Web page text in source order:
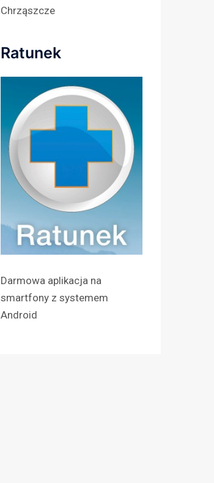
Chrząszcze
Ratunek
Darmowa aplikacja na
smartfony z systemem
Android